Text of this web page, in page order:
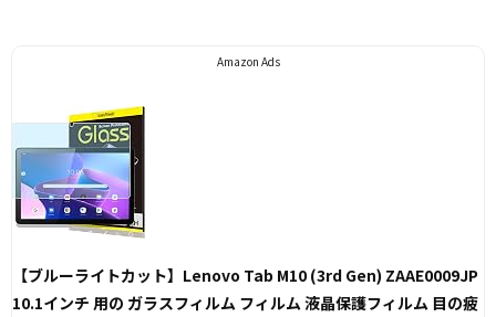
Amazon Ads
【ブルーライトカット】Lenovo Tab M10 (3rd Gen) ZAAE0009JP
10.1インチ 用の ガラスフィルム フィルム 液晶保護フィルム 目の疲